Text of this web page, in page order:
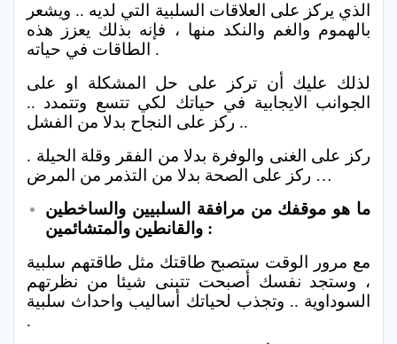
الذي يركز على العلاقات السلبية التي لديه .. ويشعر
بالهموم والغم والنكد منها ، فإنه بذلك يعزز هذه
الطاقات في حياته .
لذلك عليك أن تركز على حل المشكلة او على
الجوانب الايجابية في حياتك لكي تتسع وتتمدد ..
ركز على النجاح بدلا من الفشل ..
ركز على الغنى والوفرة بدلا من الفقر وقلة الحيلة .
ركز على الصحة بدلا من التذمر من المرض …
ما هو موقفك من مرافقة السلبيين والساخطين
والقانطين والمتشائمين :
مع مرور الوقت ستصبح طاقتك مثل طاقتهم سلبية
، وستجد نفسك أصبحت تتبنى شيئا من نظرتهم
السوداوية .. وتجذب لحياتك أساليب واحداث سلبية
.